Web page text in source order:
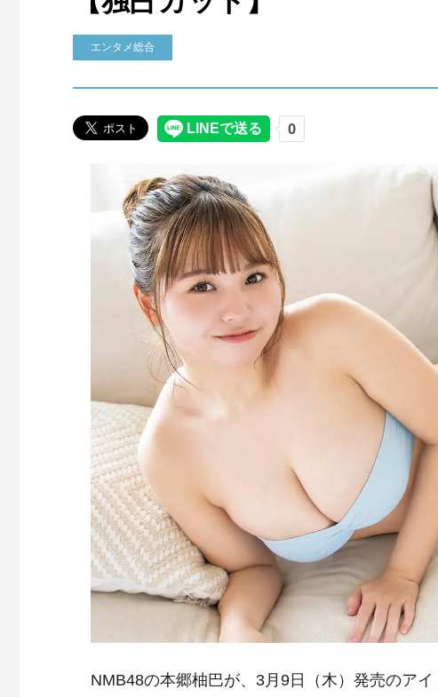
エンタメ総合
NMB48の本郷柚巴が、3月9日（木）発売のア